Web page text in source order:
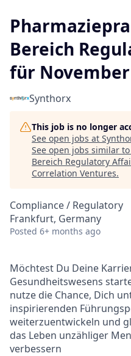
Bereich
für November
Synthorx
This job is no longer
See open jobs at
See open jobs similar
Bereich Regulatory
Correlation Ventures.
Compliance / Regulatory
Frankfurt, Germany
Posted 6+ months ago
Möchtest Du Deine
Gesundheitswesens
nutze die Chance, Dich
inspirierenden
weiterzuentwickeln und
das Leben unzähliger
verbessern